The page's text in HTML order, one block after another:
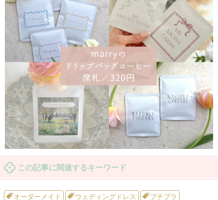
この記事に関連するキーワード
オーダーメイド ウェディングドレス
プチプラ